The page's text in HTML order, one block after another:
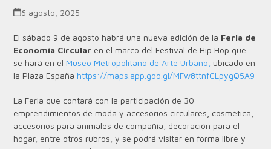
6 agosto, 2025
El sábado 9 de agosto habrá una nueva edición de la Feria de
Economía Circular en el marco del Festival de Hip Hop que
se hará en el Museo Metropolitano de Arte Urbano, ubicado en
la Plaza España https://maps.app.goo.gl/MFw8ttnfCLpygQ5A9
La Feria que contará con la participación de 30
emprendimientos de moda y accesorios circulares, cosmética,
accesorios para animales de compañía, decoración para el
hogar, entre otros rubros, y se podrá visitar en forma libre y